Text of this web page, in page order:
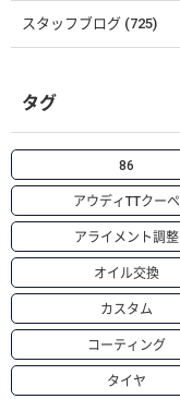
スタッフブログ (725)
タグ
86
アウディTTクーペ
アライメント調整
オイル交換
カスタム
コーティング
タイヤ